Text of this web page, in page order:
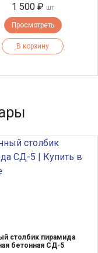
1 500 ₽ шт
Просмотреть
В корзину
столбик пирамида
бетонная СД-5